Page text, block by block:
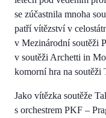
se zúčastnila mnoha
patří vítězství v
v Mezinárodní soutěži
v soutěži Archetti in
komorní hra na soutěži
Jako vítězka soutěže
s orchestrem PKF –